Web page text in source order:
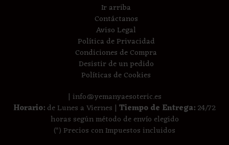
Ir arriba
Contáctanos
Aviso Legal
Política de Privacidad
Condiciones de Compra
Desistir de un pedido
Políticas de Cookies
| info@yemanyaesoteric.es
Horario:de Lunes a Viernes | Tiempo de Entrega:24/72
horas según método de envío elegido
(*) Precios con Impuestos incluidos